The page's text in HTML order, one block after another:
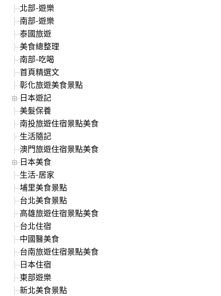
北部-遊樂
南部-遊樂
泰國旅遊
美食總整理
南部-吃喝
首頁精選文
彰化旅遊美食景點
日本遊記
美髮保養
南投旅遊住宿景點美食
生活隨記
澳門旅遊住宿景點美食
日本美食
生活-居家
埔里美食景點
台北美食景點
高雄旅遊住宿景點美食
台北住宿
中國醫美食
台南旅遊住宿景點美食
日本住宿
東部遊樂
新北美食景點